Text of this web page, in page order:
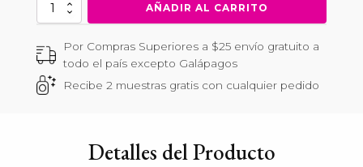
Energy
Vitavel
cantidad
AÑADIR AL CARRITO
Por Compras Superiores a $25 envío gratuito a
todo el país excepto Galápagos
Recibe 2 muestras gratis con cualquier pedido
Detalles del Producto